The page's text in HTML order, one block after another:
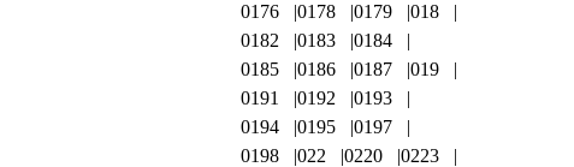
0176
0178 0179
018
0182
0183
0184
0185
0186 0187
019
0191
0192
0193
0194
0195
0197
0198
022 0220
0223